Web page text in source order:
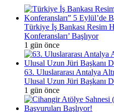
Türkiye İş Bankası Resim
Konferansları’ Başlıyor
1 gün önce
63. Uluslararası Antalya
Ulusal Uzun Jüri Başkanı
1 gün önce